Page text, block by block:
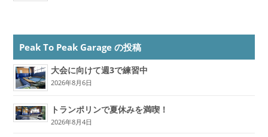
Peak To Peak Garage の投稿
大会に向けて週3で練習中
2026年8月6日
トランポリンで夏休みを満喫！
2026年8月4日